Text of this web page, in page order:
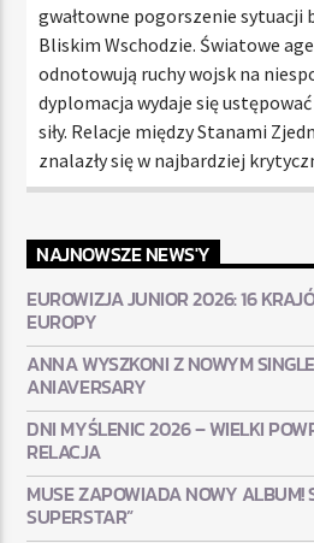
gwałtowne pogorszenie sytuacji
Bliskim Wschodzie. Światowe
odnotowują ruchy wojsk na
dyplomacja wydaje się
siły. Relacje między Stanami
znalazły się w najbardziej
NAJNOWSZE NEWS'Y
EUROWIZJA JUNIOR 2026: 16
EUROPY
ANNA WYSZKONI Z NOWYM
ANIAVERSARY
DNI MYŚLENIC 2026 – WIELKI
RELACJA
MUSE ZAPOWIADA NOWY ALBUM!
SUPERSTAR”